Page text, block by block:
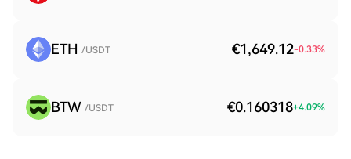
ETH /USDT €1,649.12-0.33%
BTW /USDT €0.160318+4.09%